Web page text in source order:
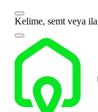
Kelime, semt veya